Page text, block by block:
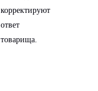
корректируют
ответ
товарища.